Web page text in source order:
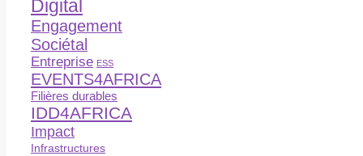
Digital
Engagement
Sociétal
Entreprise ESS
EVENTS4AFRICA
Filières durables
IDD4AFRICA
Impact
Infrastructures